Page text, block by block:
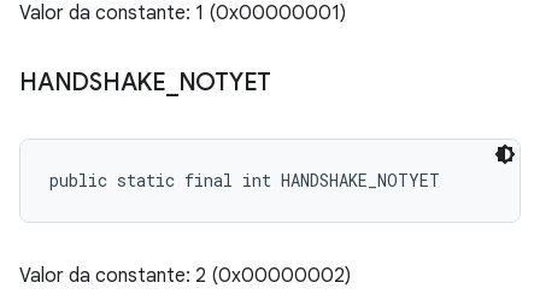
Valor da constante: 1 (0x00000001)
HANDSHAKE NOTYET
public static final int HANDSHAKE_NOTYET
Valor da constante: 2 (0x00000002)